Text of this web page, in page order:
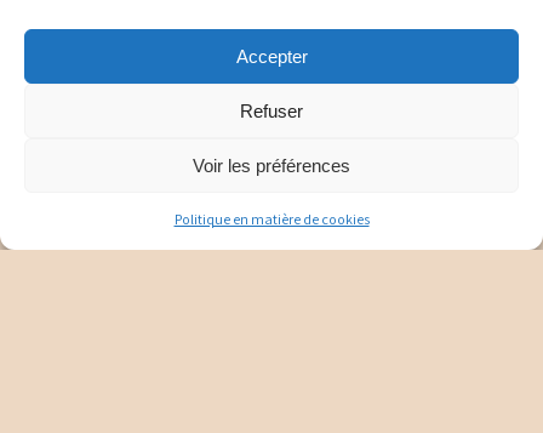
Accepter
Refuser
Voir les préférences
Politique en matière de cookies
Donne à chaque jour la chance
le plus beau jour de ta vie.